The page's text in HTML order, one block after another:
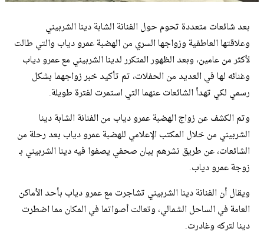
بعد شائعات متعددة تحوم حول الفنانة الشابة دينا الشربيني
وعلاقتها العاطفية وزواجها السري من الهضبة عمرو دياب والتي طالت
لأكثر من عامين، وبعد الظهور المتكرر لدينا الشربيني مع عمرو دياب
وغنائه لها في العديد من الحفلات، تم تأكيد خبر زواجهما بشكل
رسمي لكي تهدأ الشائعات عنهما التي استمرت لفترة طويلة.
وتم الكشف عن زواج الهضبة عمرو دياب من الفنانة الشابة دينا
الشربيني من خلال المكتب الإعلامي للهضبة عمرو دياب بعد رحلة من
الشائعات، عن طريق نشرهم بيان صحفي يصفوا فيه دينا الشربيني بـ
زوجة عمرو دياب.
ويقال أن الفنانة دينا الشربيني تشاجرت مع عمرو دياب بأحد الأماكن
العامة في الساحل الشمالي، وتعالت أصواتما في المكان مما اضطرت
دينا لتركه وغادرت.